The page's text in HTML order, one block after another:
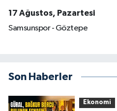
17 Ağustos, Pazartesi
Samsunspor - Göztepe
Son Haberler
Ekonomi